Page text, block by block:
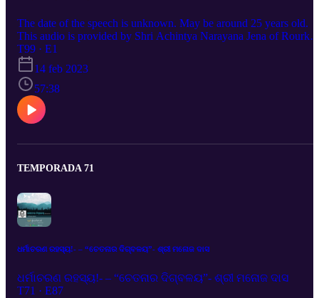
The date of the speech is unknown. May be around 25 years old.
This audio is provided by Shri Achintya Narayana Jena of
who had collected speeches of Manoj Das from different sources.
We have tried to retrieve the audios from the cassettes which have
become very old. Hence the hiss sound is coming in the audio.
Hope, the readers of Manoj Das will listen the old audio of his
speeches.
T99 · E1
14 feb 2023
57:38
TEMPORADA 71
ଧର୍ମାଚରଣ ରହସ୍ୟ!- – “ଚେତନାର ଦିଗ୍‌ବଳୟ”- ଶ୍ରୀ ମନୋଜ ଦାସ
ଧର୍ମାଚରଣ ରହସ୍ୟ!- – “ଚେତନାର ଦିଗ୍‌ବଳୟ”- ଶ୍ରୀ ମନୋଜ ଦାସ
T71 · E87